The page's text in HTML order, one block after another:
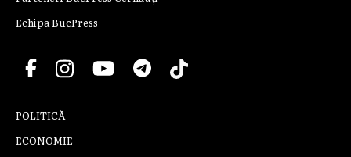
Echipa BucPress
POLITICĂ
ECONOMIE